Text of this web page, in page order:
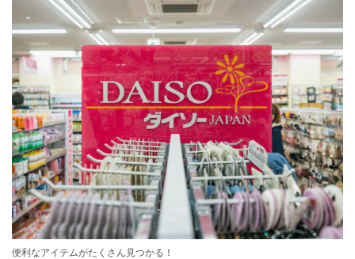
便利なアイテムがたくさん見つかる！